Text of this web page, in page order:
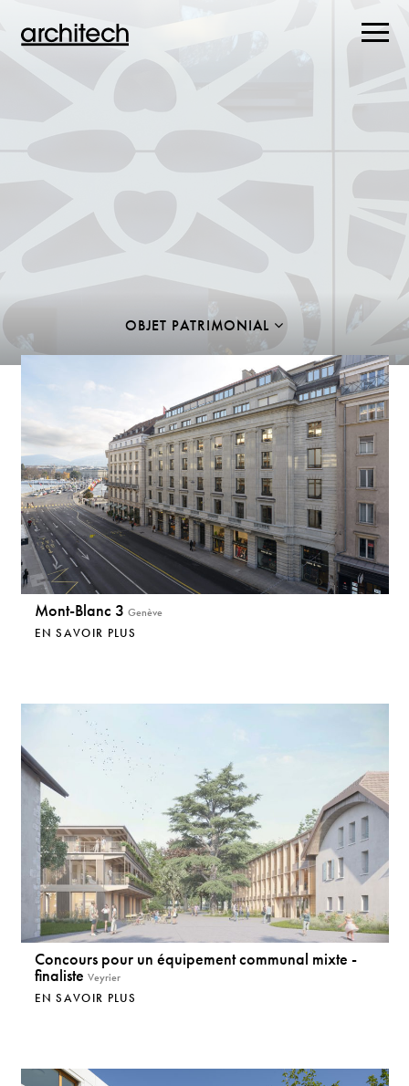
OBJET PATRIMONIAL
Mont-Blanc 3 Genève
EN SAVOIR PLUS
Concours pour un équipement communal mixte -
finaliste Veyrier
EN SAVOIR PLUS